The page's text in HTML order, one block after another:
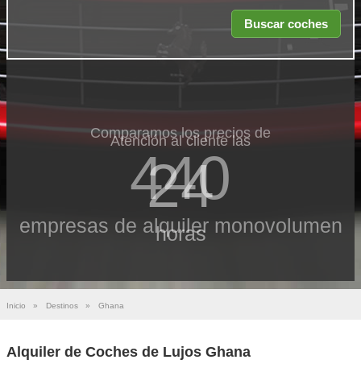
Comparamos los precios de
440
empresas de alquiler monovolumen
Atención al cliente las
24
horas
Inicio » Destinos » Ghana
Alquiler de Coches de Lujos Ghana